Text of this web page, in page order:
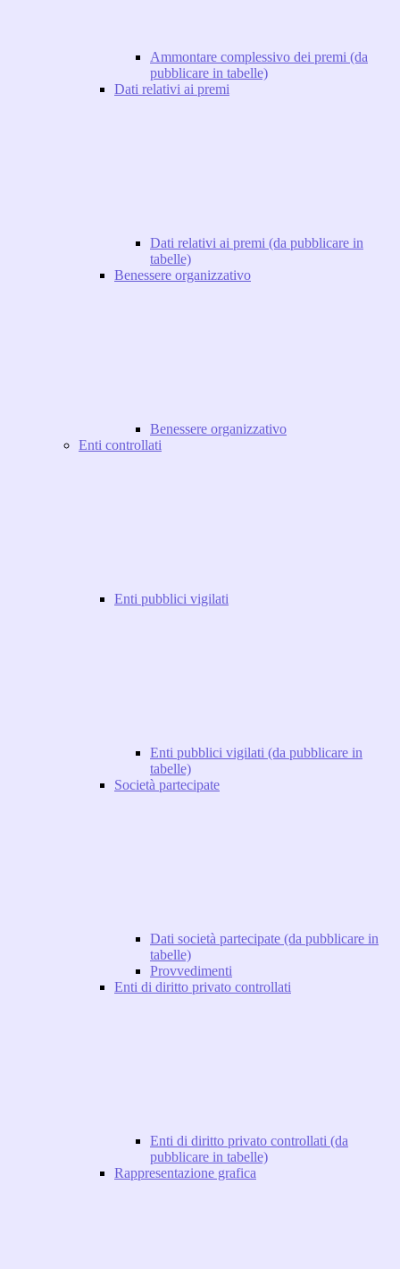
Ammontare complessivo dei premi (da
pubblicare in tabelle)
Dati relativi ai premi
Dati relativi ai premi (da pubblicare in
tabelle)
Benessere organizzativo
Benessere organizzativo
Enti controllati
Enti pubblici vigilati
Enti pubblici vigilati (da pubblicare in
tabelle)
Società partecipate
Dati società partecipate (da pubblicare in
tabelle)
Provvedimenti
Enti di diritto privato controllati
Enti di diritto privato controllati (da
pubblicare in tabelle)
Rappresentazione grafica